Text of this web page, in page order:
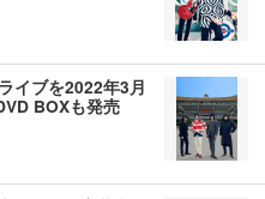
イブを2022年3月
BOXも発売